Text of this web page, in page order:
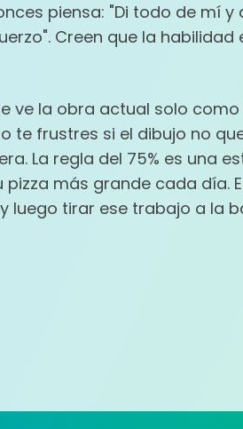
piensa: "Di todo de mí y
Creen que la habilidad
ve la obra actual solo como
te frustres si el dibujo no
La regla del 75% es una
más grande cada día.
luego tirar ese trabajo a la